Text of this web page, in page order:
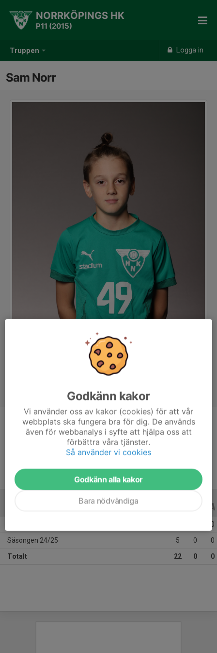
Truppen Logga in
NORRKÖPINGS HK
P11 (2015)
Sam Norr
Position
-
11 år
0
Säsongen 24/25 5 0 0
Totalt 22 0 0
Godkänn kakor
Vi använder oss av kakor (cookies) för att vår
webbplats ska fungera bra för dig. De används
även för webbanalys i syfte att hjälpa oss att
förbättra våra tjänster.
Så använder vi cookies
Godkänn alla kakor
Bara nödvändiga